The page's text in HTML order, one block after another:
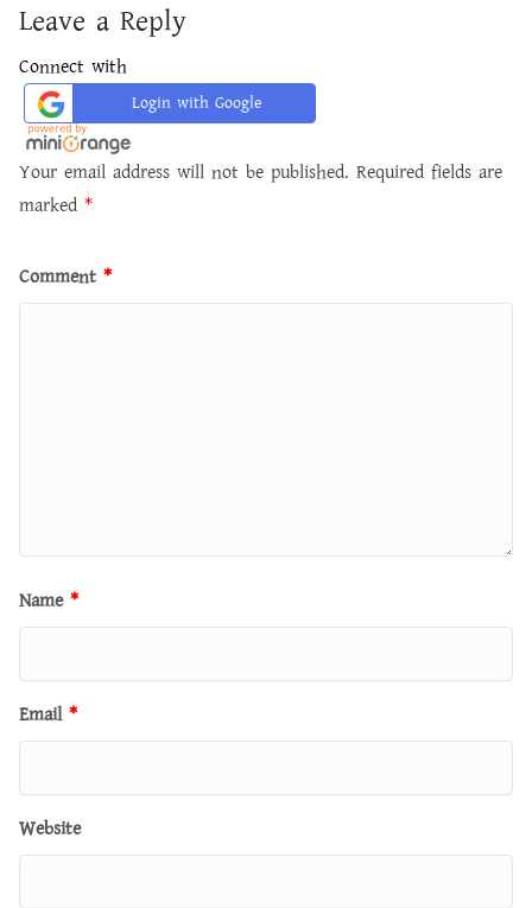
Leave a Reply
Connect with
Login with Google
Your email address will not be published. Required fields are
marked *
Comment *
Name *
Email *
Website